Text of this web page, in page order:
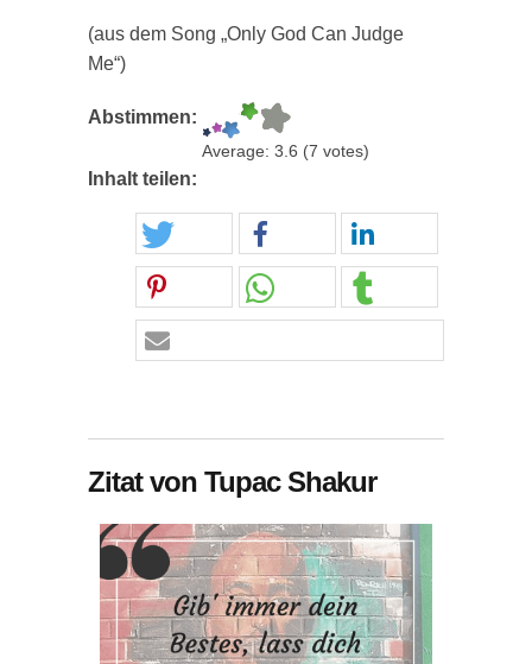
(aus dem Song „Only God Can Judge
Me“)
Abstimmen:
Average: 3.6 (7 votes)
Inhalt teilen:
Zitat von Tupac Shakur